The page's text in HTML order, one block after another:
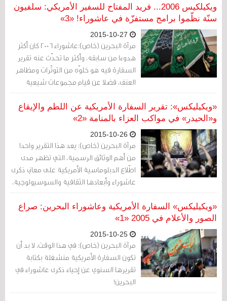
مسئولون في السفارة، ضمن ما قالت برقية
إنها كانت مهمة عمل الهدف منها تعزيز
التواصل مع المجتمع الشيعي في البحرين!
ويكيلكيس 2006... فريد المفتاح للسفير الأمريكي: سلفيون
سنّة نظّموا برامج مستفزّة في عاشوراء! «3»
مرآة البحرين (خاص):عاشوراء 2006 كان أكثر
هدوءا من سابقه، وأكثر ما تحدّث عنه تقرير
السفارة فيه هو خلوّه من التوتّرات ومظاهر
العنف، فضلا عن قيام مجموعات شيعية
بضبط الأمن والحماية بنفسها في منطقة
المواكب بالمنامة، التي خلت من أجهزة الأمن
الرسمية تماما.
«ويكيليكس»: تقرير السفارة الأمريكية عن اللطم والإيقاع
و«الحيدر» في مواكب العزاء بالمنامة «2»
مرآة البحرين (خاص): يعد هذا التقرير واحدا
من أهم الوثائق الرسمية، التي تظهر مدى
اطّلاع الدبلوماسية الأمريكية على معاني ذكرى
عاشوراء وأبعادها الثقافية والسوسيولوجية،
وعلى طقوس ومراسم إحيائها في البحرين
على وجه الخصوص، وكل التفاصيل المحيطة
بها، بما فيها التفاصيل الدينية، والعقائدية.
«ويكيليكس» السفارة الأمريكية وعاشوراء البحرين: صراع
الصور والأعلام في 2005 «1»
مرآة البحرين (خاص): في هذا الوقت، لا بد أن
تكون السفارة الأمريكية منشغلة بكتابة
تقريرها السنوي عن إحياء ذكرى عاشوراء في
البحرين!